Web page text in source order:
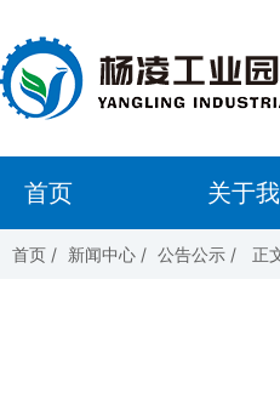
首页 关于
首页 / 新闻中心 / 公告公示 / 正